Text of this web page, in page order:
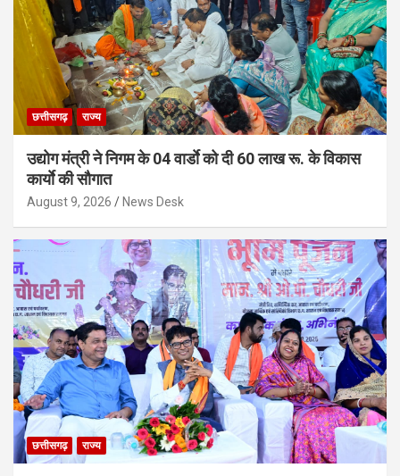
छत्तीसगढ़ राज्य
उद्योग मंत्री ने निगम के 04 वार्डाे को दी 60 लाख रू. के विकास
कार्याे की सौगात
August 9, 2026 News Desk
छत्तीसगढ़ राज्य